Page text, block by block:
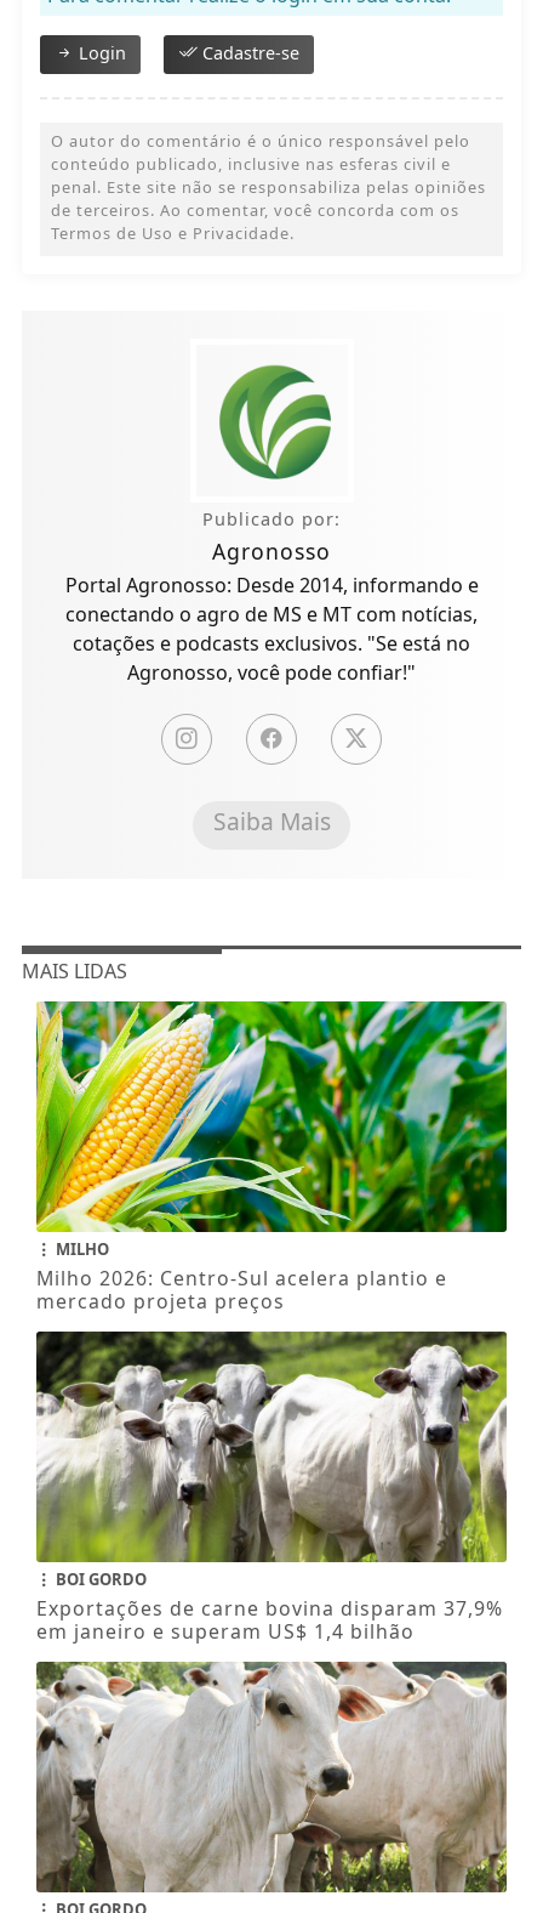
Login Cadastre-se
O autor do comentário é o único responsável pelo
conteúdo publicado, inclusive nas esferas civil e
penal. Este site não se responsabiliza pelas opiniões
de terceiros. Ao comentar, você concorda com os
Termos de Uso e Privacidade.
Publicado por:
Agronosso
Portal Agronosso: Desde 2014, informando e
conectando o agro de MS e MT com notícias,
cotações e podcasts exclusivos. "Se está no
Agronosso, você pode confiar!"
Saiba Mais
MAIS LIDAS
MILHO
Milho 2026: Centro-Sul acelera plantio e
mercado projeta preços
BOI GORDO
Exportações de carne bovina disparam 37,9%
em janeiro e superam US$ 1,4 bilhão
BOI GORDO